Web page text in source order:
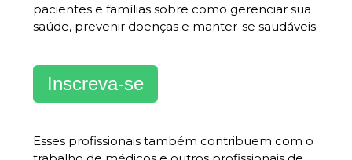
pacientes e famílias sobre como gerenciar sua
saúde, prevenir doenças e manter-se saudáveis.
Inscreva-se
Esses profissionais também contribuem com o